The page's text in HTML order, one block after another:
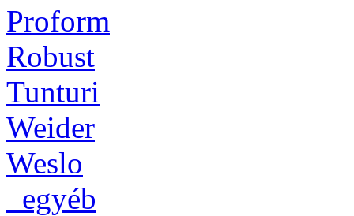
Proform
Robust
Tunturi
Weider
Weslo
_egyéb